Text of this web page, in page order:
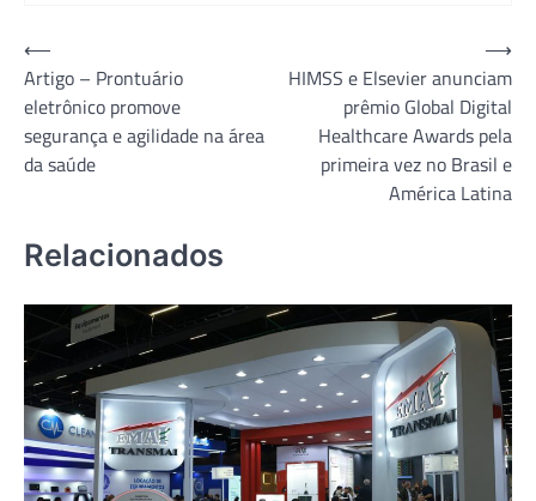
Navegação
de
Post
⟵
Artigo – Prontuário
eletrônico promove
segurança e agilidade na área
da saúde
HIMSS e Elsevier anunciam
prêmio Global Digital
Healthcare Awards pela
primeira vez no Brasil e
América Latina
⟶
Relacionados